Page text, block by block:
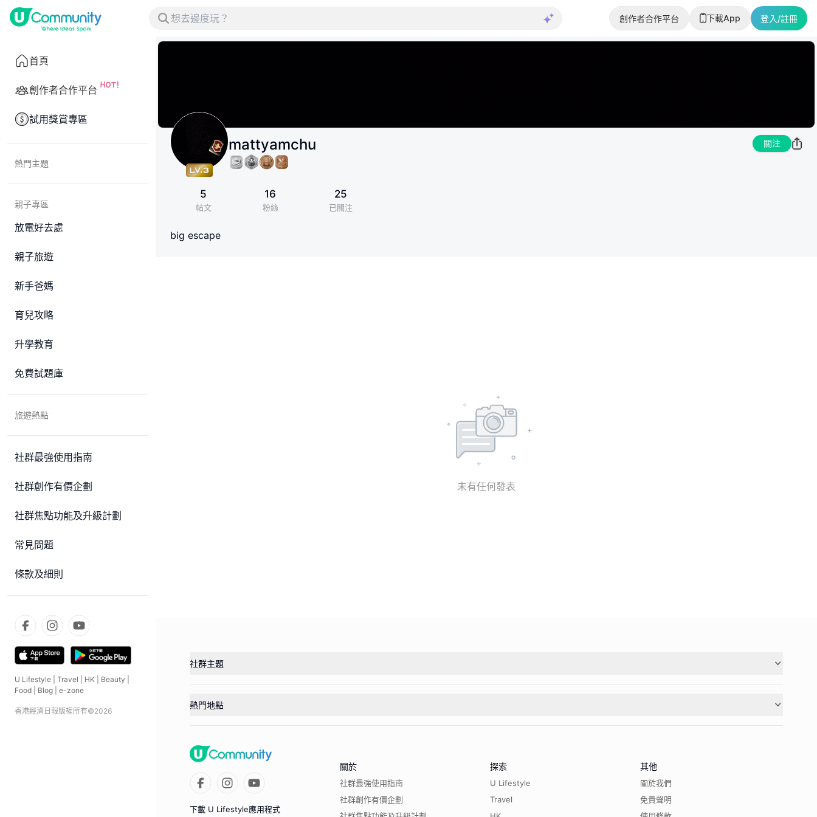
創作者合作平台 下載App 登入/註冊
首頁
創作者合作平台
試用獎賞專區
熱門主題
親子專區
放電好去處
親子旅遊
新手爸媽
育兒攻略
升學教育
免費試題庫
旅遊熱點
社群最強使用指南
社群創作有價企劃
社群焦點功能及升級計劃
常見問題
條款及細則
U Lifestyle Travel HK Beauty
Food
Blog e-zone
香港經濟日報版權所有©2026
mattyamchu 關注
5
帖文
16
粉絲
25
已關注
big escape
未有任何發表
社群主題
熱門地點
下載 U Lifestyle應用程式
關於
社群最強使用指南
社群創作有價企劃
探索
U Lifestyle
Travel
其他
關於我們
免責聲明